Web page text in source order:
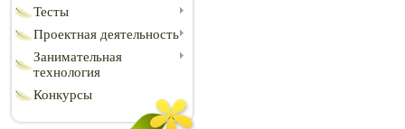
Тесты
Проектная деятельность
Занимательная
технология
Конкурсы